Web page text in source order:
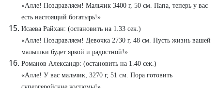
«Алле! Поздравляем! Мальчик 3400 г, 50 см. Папа, теперь у вас
есть настоящий богатырь!»
Исаева Райхан: (остановить на 1.33 сек.)
«Алле! Поздравляем! Девочка 2730 г, 48 см. Пусть жизнь вашей
малышки будет яркой и радостной!»
Романов Александр: (остановить на 1.40 сек.)
«Алле! У вас мальчик, 3270 г, 51 см. Пора готовить